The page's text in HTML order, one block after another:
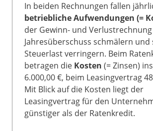
In beiden Rechnungen fallen
betriebliche Aufwendungen (=
der Gewinn- und
Jahresüberschuss schmälern
Steuerlast verringern. Beim
betragen die Kosten (= Zinsen)
6.000,00 €, beim Leasingvertrag
Mit Blick auf die Kosten liegt der
Leasingvertrag für den
günstiger als der Ratenkredit.